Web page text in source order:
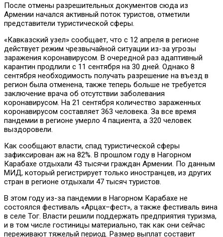
После отмены разрешительных документов сюда из
Армении начался активный поток туристов, отметили
представители туристической сферы.
«Кавказский узел» сообщает, что с 12 апреля в регионе
действует режим чрезвычайной ситуации из-за угрозы
заражения коронавирусом. В очередной раз адаптивный
карантин продлили с 11 сентября на 30 дней. Однако 8
сентября необходимость получать разрешение на въезд в
регион была отменена, также теперь больше не требуется
заключение врача об отсутствии заболевания
коронавирусом. На 21 сентября количество зараженных
коронавирусом составляет 363 человека. За все время
пандемии в регионе умерло 4 пациента, а 320 человек
выздоровели.
Как сообщают власти, спад туристической сферы
зафиксирован аж на 82%. В прошлом году в Нагорном
Карабахе отдыхали 43 тысячи граждан Армении. По данным
МИД, который регистрирует только иностранцев, из других
стран в регионе отдыхали 47 тысяч туристов.
В этом году из-за пандемии в Нагорном Карабахе не
состоялся фестиваль «Арцах–фест», а также фестиваль вина
в селе Тог. Власти решили поддержать предприятия туризма,
и в том числе гостиницы материально, так как они сейчас
переживают тяжелый период. Размер выплат составит